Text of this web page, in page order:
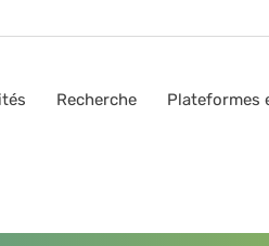
Recherche Plateformes